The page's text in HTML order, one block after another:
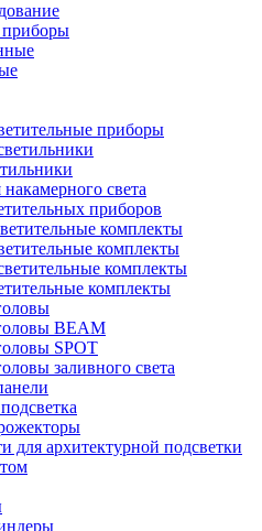
приборы
приборы
света
приборов
комплекты
комплекты
комплекты
комплекты
BEAM
SPOT
заливного света
для архитектурной подсветки